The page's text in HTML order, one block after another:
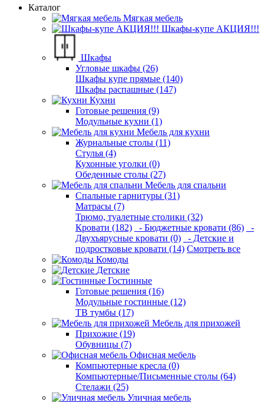
Каталог
Мягкая мебель
Шкафы-купе АКЦИЯ!!!
Шкафы
Угловые шкафы (26)
Шкафы купе прямые (140)
Шкафы распашные (147)
Кухни
Готовые решения (9)
Модульные кухни (1)
Мебель для кухни
Журнальные столы (11)
Стулья (4)
Кухонные уголки (0)
Обеденные столы (27)
Мебель для спальни
Спальные гарнитуры (31)
Матрасы (7)
Трюмо, туалетные столики (32)
Кровати (182)
- Бюджетные кровати (86)
-
Двухъярусные кровати (0)
- Детские и
подростковые кровати (14) Смотреть все
Комоды
Детские
Гостинные
Готовые решения (16)
Модульные гостинные (12)
ТВ тумбы (17)
Мебель для прихожей
Прихожие (19)
Обувницы (7)
Офисная мебель
Компьютерные кресла (0)
Компьютерные/Письменные столы (64)
Стелажи (25)
Уличная мебель